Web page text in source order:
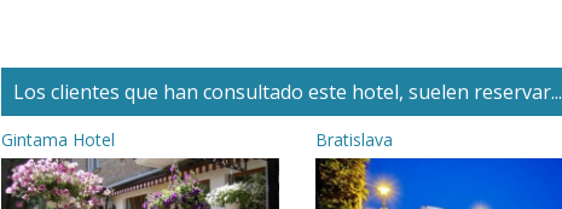
Los clientes que han consultado este hotel, suelen reservar...
Gintama Hotel Bratislava